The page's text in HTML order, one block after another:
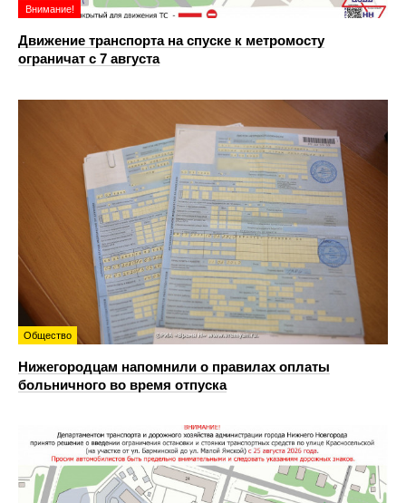
Внимание!
Движение транспорта на спуске к метромосту
ограничат с 7 августа
Общество
Нижегородцам напомнили о правилах оплаты
больничного во время отпуска